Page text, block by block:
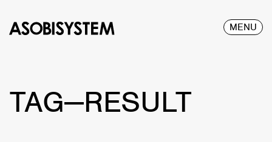
MENU
TAG—RESULT